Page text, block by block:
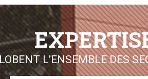
L’ENSEMBLE DES